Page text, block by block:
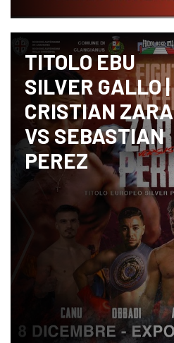
TITOLO EBU
SILVER GALLO |
CRISTIAN ZARA
VS SEBASTIAN
PEREZ